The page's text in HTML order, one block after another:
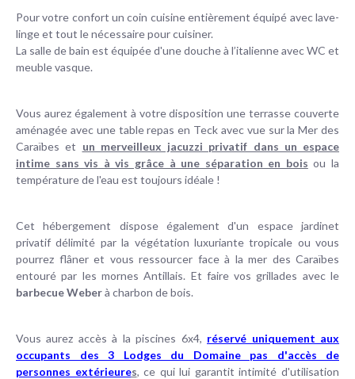
Pour votre confort un coin cuisine entièrement équipé avec lave-
linge et tout le nécessaire pour cuisiner.
La salle de bain est équipée d'une douche à l’italienne avec WC et
meuble vasque.
Vous aurez également à votre disposition une terrasse couverte
aménagée avec une table repas en Teck avec vue sur la Mer des
Caraïbes et un merveilleux jacuzzi privatif dans un espace
intime sans vis à vis grâce à une séparation en bois ou la
température de l'eau est toujours idéale !
Cet hébergement dispose également d'un espace jardinet
privatif délimité par la végétation luxuriante tropicale ou vous
pourrez flâner et vous ressourcer face à la mer des Caraïbes
entouré par les mornes Antillais. Et faire vos grillades avec le
barbecue Weberà charbon de bois.
Vous aurez accès à la piscines 6x4, réservé uniquement aux
occupants des 3 Lodges du Domaine pas d'accès de
personnes extérieures, ce qui lui garantit intimité d'utilisation